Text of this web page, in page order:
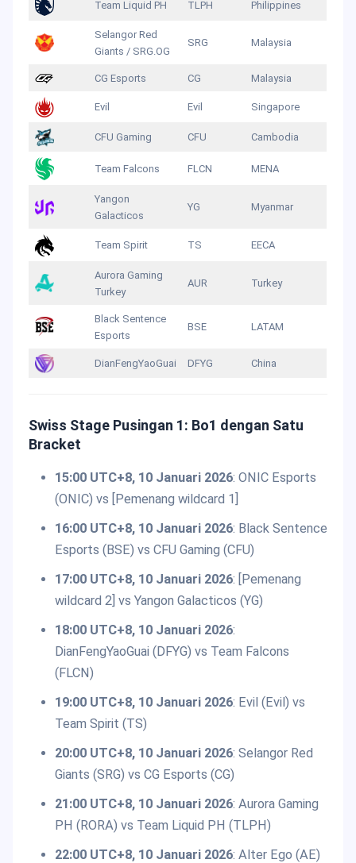
Team Liquid PH TLPH Philippines
Selangor Red
Giants / SRG.OG
SRG Malaysia
CG Esports CG Malaysia
Evil Evil Singapore
CFU Gaming CFU Cambodia
Team Falcons FLCN MENA
Yangon
Galacticos
YG Myanmar
Team Spirit TS EECA
Aurora Gaming
Turkey
AUR Turkey
Black Sentence
Esports
BSE LATAM
DianFengYaoGuai DFYG China
Swiss Stage Pusingan 1: Bo1 dengan Satu
Bracket
15:00 UTC+8, 10 Januari 2026: ONIC Esports
(ONIC) vs [Pemenang wildcard 1]
16:00 UTC+8, 10 Januari 2026: Black Sentence
Esports (BSE) vs CFU Gaming (CFU)
17:00 UTC+8, 10 Januari 2026: [Pemenang
wildcard 2] vs Yangon Galacticos (YG)
18:00 UTC+8, 10 Januari 2026:
DianFengYaoGuai (DFYG) vs Team Falcons
(FLCN)
19:00 UTC+8, 10 Januari 2026: Evil (Evil) vs
Team Spirit (TS)
20:00 UTC+8, 10 Januari 2026: Selangor Red
Giants (SRG) vs CG Esports (CG)
21:00 UTC+8, 10 Januari 2026: Aurora Gaming
PH (RORA) vs Team Liquid PH (TLPH)
22:00 UTC+8, 10 Januari 2026: Alter Ego (AE)